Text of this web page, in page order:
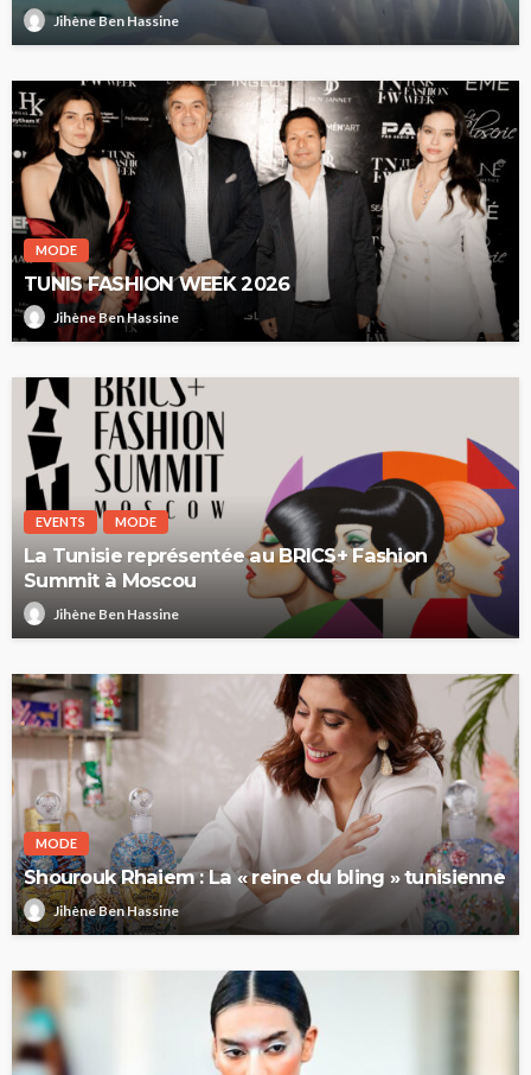
Jihène Ben Hassine
MODE
TUNIS FASHION WEEK 2026
Jihène Ben Hassine
EVENTS MODE
La Tunisie représentée au BRICS+ Fashion
Summit à Moscou
Jihène Ben Hassine
MODE
Shourouk Rhaiem : La « reine du bling » tunisienne
Jihène Ben Hassine